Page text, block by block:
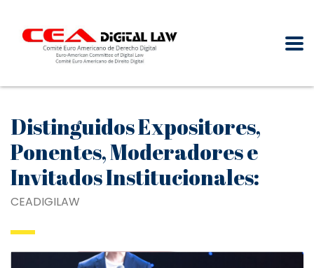
Distinguidos Expositores,
Ponentes, Moderadores e
Invitados Institucionales:
CEADIGILAW